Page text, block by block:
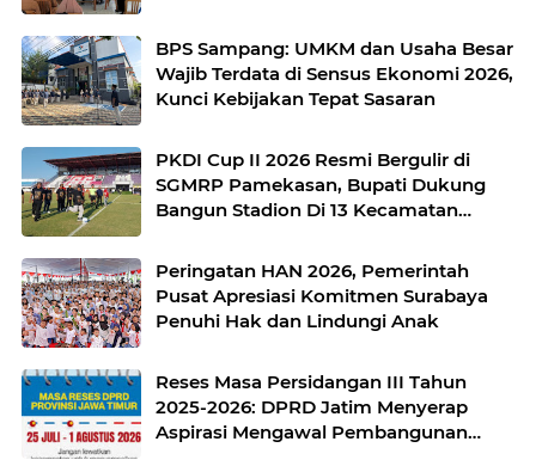
BPS Sampang: UMKM dan Usaha Besar
Wajib Terdata di Sensus Ekonomi 2026,
Kunci Kebijakan Tepat Sasaran
PKDI Cup II 2026 Resmi Bergulir di
SGMRP Pamekasan, Bupati Dukung
Bangun Stadion Di 13 Kecamatan
Peringatan HAN 2026, Pemerintah
Pusat Apresiasi Komitmen Surabaya
Penuhi Hak dan Lindungi Anak
Reses Masa Persidangan III Tahun
2025-2026: DPRD Jatim Menyerap
Aspirasi Mengawal Pembangunan